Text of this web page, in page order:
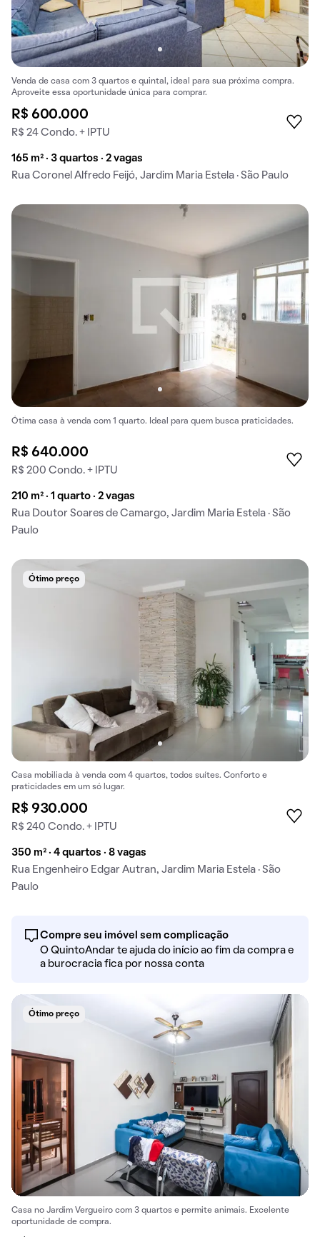
Venda de casa com 3 quartos e quintal, ideal para sua próxima compra.
Aproveite essa oportunidade única para comprar.
R$ 600.000
R$ 24 Condo. + IPTU
165 m² · 3 quartos · 2 vagas
Rua Coronel Alfredo Feijó, Jardim Maria Estela · São Paulo
Ótima casa à venda com 1 quarto. Ideal para quem busca praticidades.
R$ 640.000
R$ 200 Condo. + IPTU
210 m² · 1 quarto · 2 vagas
Rua Doutor Soares de Camargo, Jardim Maria Estela · São
Paulo
Ótimo preço
Casa mobiliada à venda com 4 quartos, todos suítes. Conforto e
praticidades em um só lugar.
R$ 930.000
R$ 240 Condo. + IPTU
350 m² · 4 quartos · 8 vagas
Rua Engenheiro Edgar Autran, Jardim Maria Estela · São
Paulo
Compre seu imóvel sem complicação
O QuintoAndar te ajuda do início ao fim da compra e
a burocracia fica por nossa conta
Ótimo preço
Casa no Jardim Vergueiro com 3 quartos e permite animais. Excelente
oportunidade de compra.